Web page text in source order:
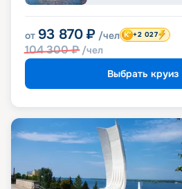
от 93 870 ₽ /чел
104 300₽ /чел
+2 027
Выбрать круиз